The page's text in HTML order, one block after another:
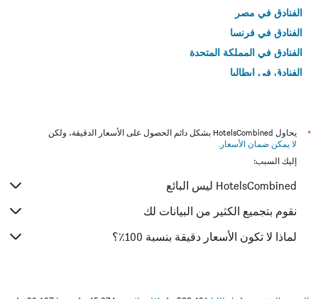
الفنادق في مصر
الفنادق في فرنسا
الفنادق في المملكة المتحدة
الفنادق في إيطاليا
*
يحاول HotelsCombined بشكل دائم الحصول على الأسعار الدقيقة، ولكن
لا يمكن ضمان الأسعار .
إليك السبب:
HotelsCombined ليس البائع
نقوم بتجميع الكثير من البيانات لك
لماذا لا تكون الأسعار دقيقة بنسبة 100٪؟